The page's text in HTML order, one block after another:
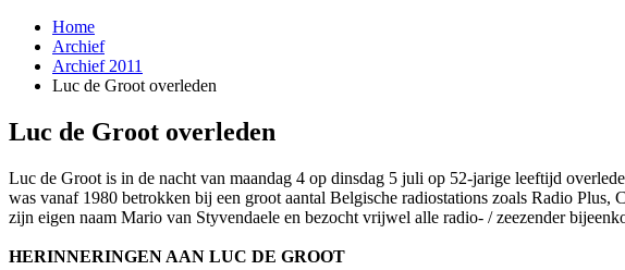
Home
Archief
Archief 2011
Luc de Groot overleden
Luc de Groot overleden
Luc de Groot is in de nacht van maandag 4 op dinsdag 5 juli op 52-jarige leeftijd
was vanaf 1980 betrokken bij een groot aantal Belgische radiostations zoals Radio
zijn eigen naam Mario van Styvendaele en bezocht vrijwel alle radio- / zeezender
HERINNERINGEN AAN LUC DE GROOT